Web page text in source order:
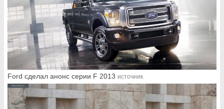
Ford сделал анонс серии F 2013 источник